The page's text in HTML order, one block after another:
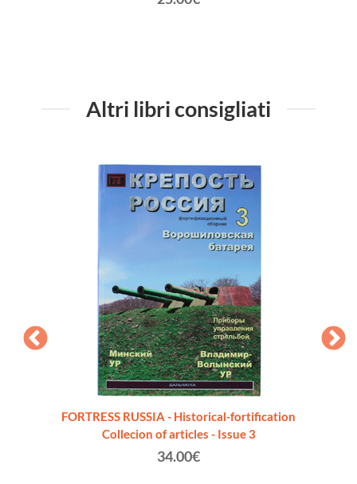
Altri libri consigliati
FORTRESS RUSSIA - Historical-fortification
Collecion of articles - Issue 3
34.00€